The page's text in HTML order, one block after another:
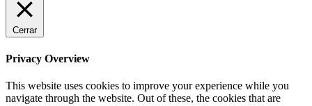
Cerrar
Privacy Overview
This website uses cookies to improve your experience while you
navigate through the website. Out of these, the cookies that are